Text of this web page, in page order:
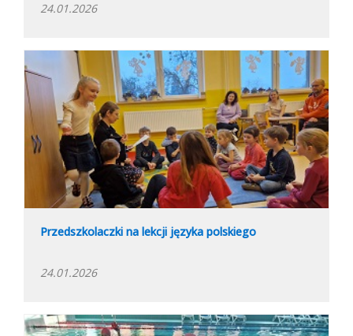
24.01.2026
Przedszkolaczki na lekcji języka polskiego
24.01.2026